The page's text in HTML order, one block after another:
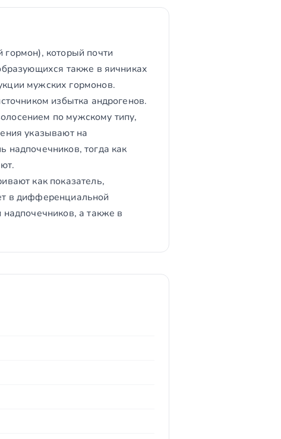
который почти
также в яичниках
мужских гормонов.
избытка андрогенов.
по мужскому типу,
указывают на
надпочечников, тогда как
как показатель,
в дифференциальной
а также в